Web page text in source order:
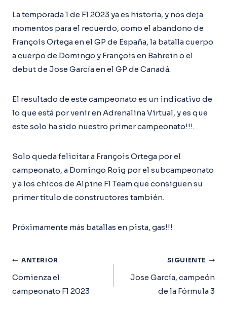
La temporada 1 de F1 2023 ya es historia, y nos deja
momentos para el recuerdo, como el abandono de
François Ortega en el GP de España, la batalla cuerpo
a cuerpo de Domingo y François en Bahrein o el
debut de Jose García en el GP de Canadá.
El resultado de este campeonato es un indicativo de
lo que está por venir en Adrenalina Virtual, y es que
este solo ha sido nuestro primer campeonato!!!.
Solo queda felicitar a François Ortega por el
campeonato, a Domingo Roig por el subcampeonato
y a los chicos de Alpine F1 Team que consiguen su
primer título de constructores también.
Próximamente más batallas en pista, gas!!!
Navegación
De
Entradas
ANTERIOR
Comienza el
campeonato F1 2023
SIGUIENTE
Jose García, campeón
de la Fórmula 3